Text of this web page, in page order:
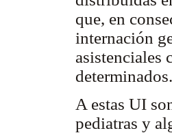
que, en
internación
asistenciales
determinados.
A estas UI
pediatras y